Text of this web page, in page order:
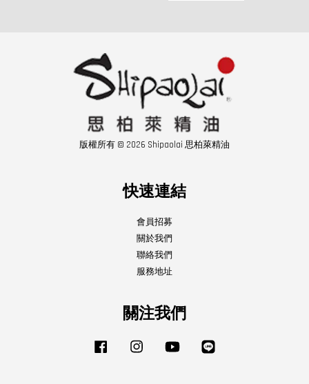
版權所有 © 2026 Shipaolai 思柏萊精油
快速連結
會員招募
關於我們
聯絡我們
服務地址
關注我們
Facebook Instagram YouTube